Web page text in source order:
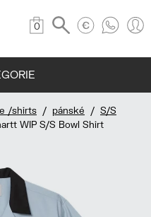
0
/shirts / pánské / S/S
WIP S/S Bowl Shirt